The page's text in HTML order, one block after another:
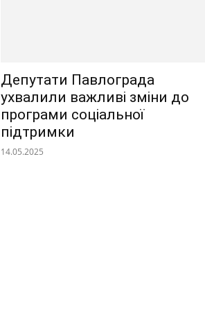
Депутати Павлограда
ухвалили важливі зміни до
програми соціальної
підтримки
14.05.2025